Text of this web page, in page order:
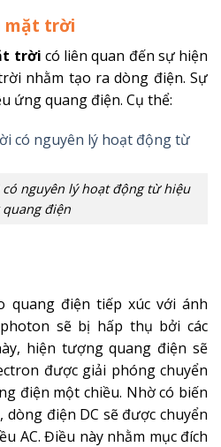
mặt trời
trời có liên quan đến sự hiện
nhằm tạo ra dòng điện. Sự
ứng quang điện. Cụ thể:
nguyên lý hoạt động từ hiệu
điện
quang điện tiếp xúc với ánh
sẽ bị hấp thụ bởi các
hiện tượng quang điện sẽ
được giải phóng chuyển
điện một chiều. Nhờ có biến
điện DC sẽ được chuyển
AC. Điều này nhằm mục đích